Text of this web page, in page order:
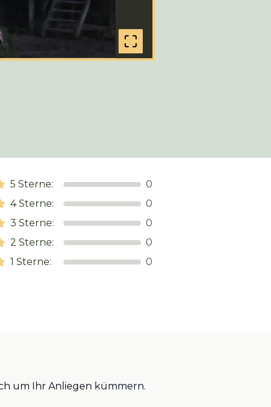
5 Sterne:
0
4Sterne:
0
3 Sterne:
0
2 Sterne:
0
1 Sterne: 0
um Ihr Anliegen kümmern.